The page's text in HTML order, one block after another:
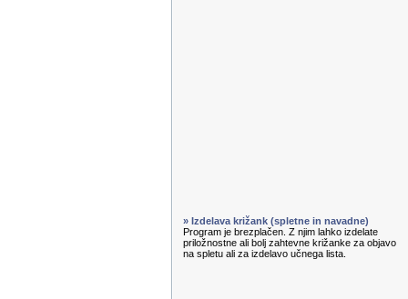
» Izdelava križank (spletne in navadne)
Program je brezplačen. Z njim lahko izdelate
priložnostne ali bolj zahtevne križanke za objavo
na spletu ali za izdelavo učnega lista.